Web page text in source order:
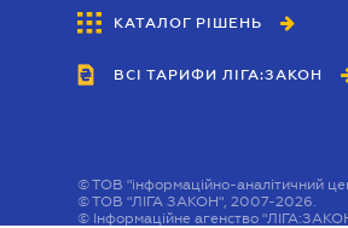
БУХГАЛТЕР&ЗАКОН
ВІСНИК МСФЗ
КАТАЛОГ РІШЕНЬ
ВСІ ТАРИФИ ЛІГА:ЗАКОН
©ТОВ "інформаційно-аналітичний
©ТОВ "ЛІГА ЗАКОН", 2007-2026.
© Інформаційне агенство